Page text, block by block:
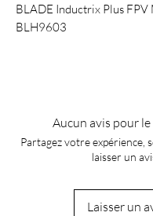
BLADE Inductrix Plus FPV
BLH9603
Aucun avis pour
Partagez votre expérience,
laisser un
Laisser un